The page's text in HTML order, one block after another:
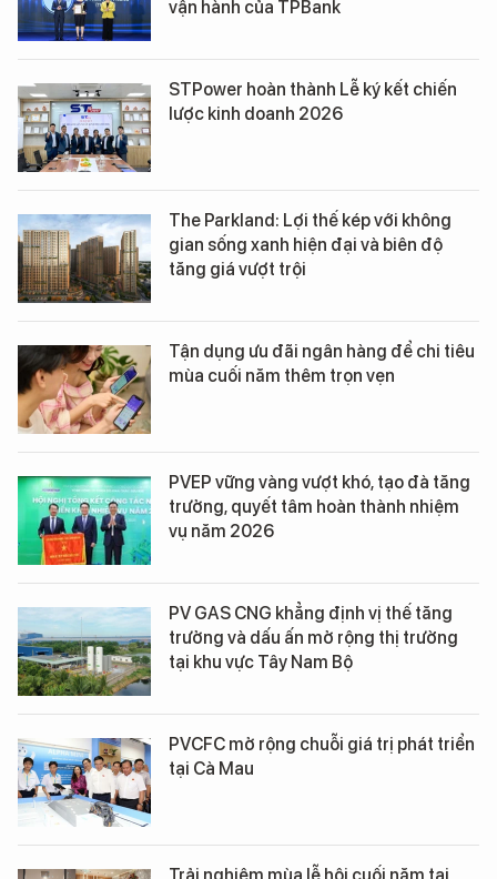
vận hành của TPBank
STPower hoàn thành Lễ ký kết chiến
lược kinh doanh 2026
The Parkland: Lợi thế kép với không
gian sống xanh hiện đại và biên độ
tăng giá vượt trội
Tận dụng ưu đãi ngân hàng để chi tiêu
mùa cuối năm thêm trọn vẹn
PVEP vững vàng vượt khó, tạo đà tăng
trưởng, quyết tâm hoàn thành nhiệm
vụ năm 2026
PV GAS CNG khẳng định vị thế tăng
trưởng và dấu ấn mở rộng thị trường
tại khu vực Tây Nam Bộ
PVCFC mở rộng chuỗi giá trị phát triển
tại Cà Mau